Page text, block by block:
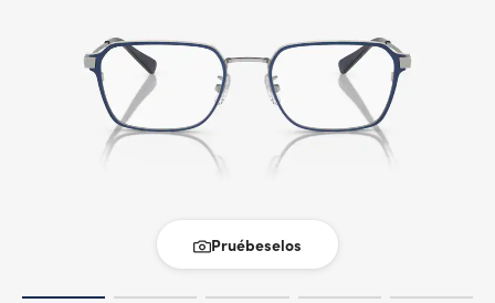
Pruébeselos